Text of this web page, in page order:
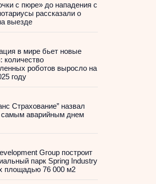
с пюре» до нападения с
рассказали о
выезде
в мире бьет новые
количество
роботов выросло на
году
Страхование” назвал
самым аварийным днем
Group построит
парк Spring Industry
площадью 76 000 м2